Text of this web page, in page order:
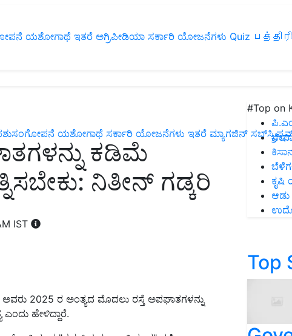
ಯಶೋಗಾಥೆ ಇತರೆ ಅಗ್ರಿಪೀಡಿಯಾ ಸರ್ಕಾರಿ ಯೋಜನೆಗಳು Quiz
ಯಶೋಗಾಥೆ ಸರ್ಕಾರಿ ಯೋಜನೆಗಳು ಇತರೆ ಮ್ಯಾಗಜಿನ್‌
ಕಡಿಮೆ
ನಿತೀನ್ ಗಡ್ಕರಿ
IST
ಅವರು 2025 ರ ಅಂತ್ಯದ ಮೊದಲು ರಸ್ತೆ ಅಪಘಾತಗಳನ್ನು
ಹೇಳಿದ್ದಾರೆ.
#Top on
ಆಡು
Top